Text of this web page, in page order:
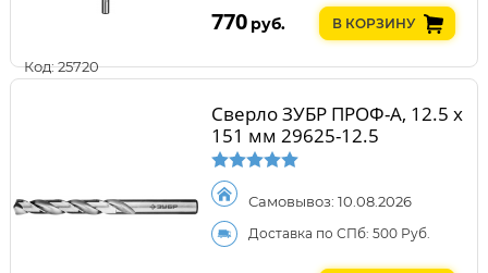
Код: 25720
770 руб. В КОРЗИНУ
Сверло ЗУБР ПРОФ-А, 12.5 х
151 мм 29625-12.5
Самовывоз: 10.08.2026
Доставка по СПб: 500 Руб.